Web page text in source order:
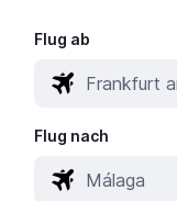
Flug ab
Flug nach